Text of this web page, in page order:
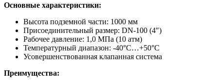
Основные характеристики:
Высота подземной части: 1000 мм
Присоединительный размер: DN-100 (4″)
Рабочее давление: 1,0 МПа (10 атм)
Температурный диапазон: -40°С…+50°С
Усовершенствованная клапанная система
Преимущества: